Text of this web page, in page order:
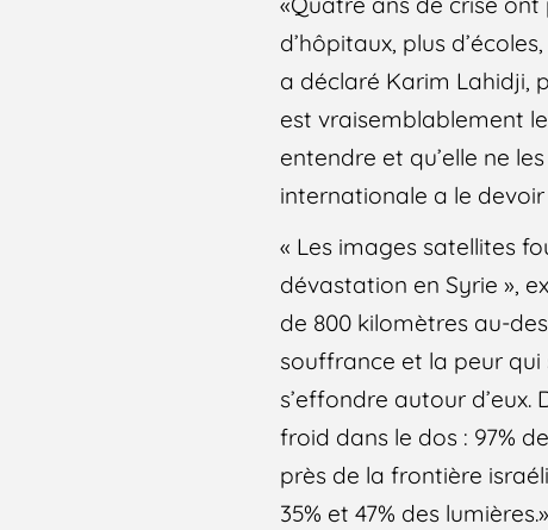
d’hôpitaux, plus
a déclaré Karim Lahidji,
est vraisemblablement
entendre et qu’elle ne
internationale a le
« Les images satellites
dévastation en Syrie »,
de 800 kilomètres au-
souffrance et la peur qui
s’effondre autour d’eux.
froid dans le dos : 97%
près de la frontière
35% et 47% des lumières.»